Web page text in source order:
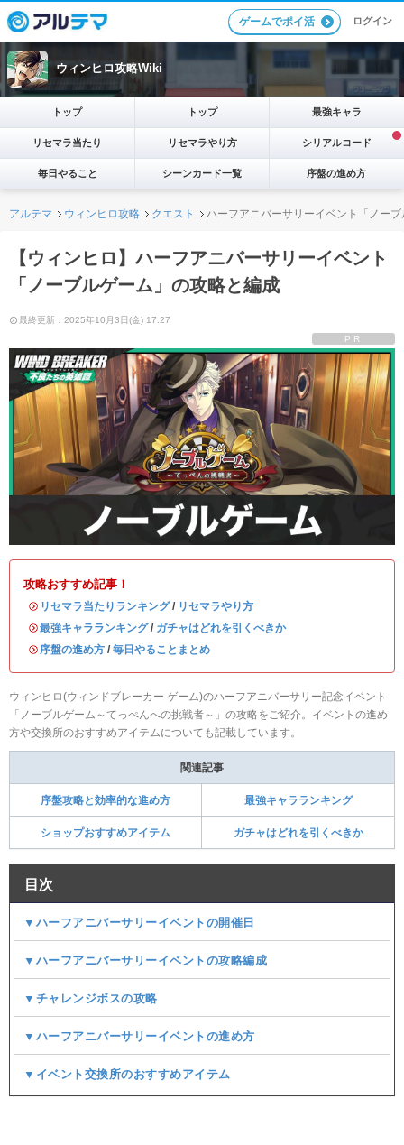
ゲームでポイ活 ログイン
ウィンヒロ攻略Wiki
トップ トップ 最強キャラ
リセマラ当たり リセマラやり方 シリアルコード
毎日やること シーンカード一覧 序盤の進め方
アルテマ ウィンヒロ攻略 クエスト ハーフアニバーサリーイベント「ノー
【ウィンヒロ】ハーフアニバーサリーイベント
「ノーブルゲーム」の攻略と編成
最終更新：2025年10月3日(金) 17:27
PR
攻略おすすめ記事！
・ リセマラ当たりランキング/ リセマラやり方
・最強キャラランキング/ ガチャはどれを引くべきか
・ 序盤の進め方 / 毎日やることまとめ
ウィンヒロ(ウィンドブレーカー ゲーム)のハーフアニバーサリー記念イベント
「ノーブルゲーム～てっぺんへの挑戦者～」の攻略をご紹介。イベントの進め
方や交換所のおすすめアイテムについても記載しています。
関連記事
序盤攻略と効率的な進め方 最強キャラランキング
ショップおすすめアイテム ガチャはどれを引くべきか
目次
▼ハーフアニバーサリーイベントの開催日
▼ハーフアニバーサリーイベントの攻略編成
▼チャレンジボスの攻略
▼ハーフアニバーサリーイベントの進め方
▼イベント交換所のおすすめアイテム